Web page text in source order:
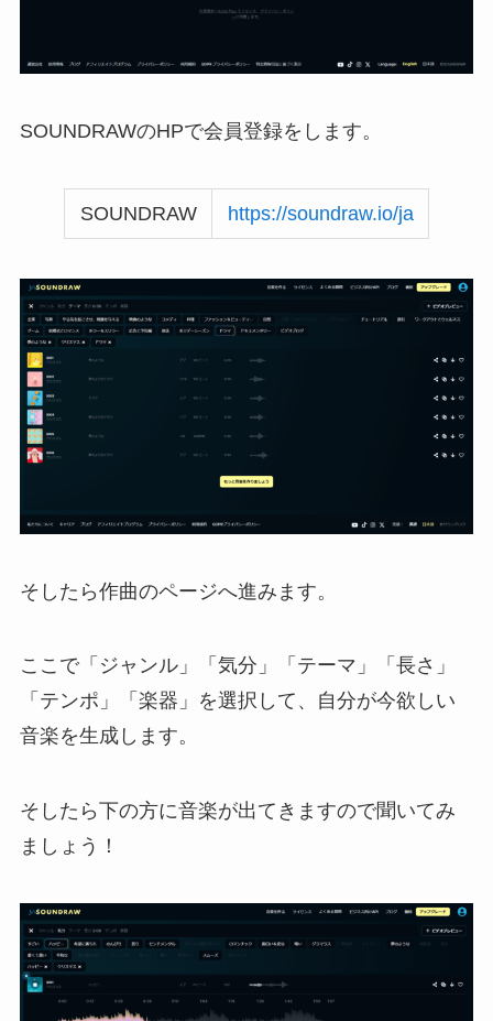
SOUNDRAWのHPで会員登録をします。
SOUNDRAW https://soundraw.io/ja
そしたら作曲のページへ進みます。
ここで「ジャンル」「気分」「テーマ」「長さ」
「テンポ」「楽器」を選択して、自分が今欲しい
音楽を生成します。
そしたら下の方に音楽が出てきますので聞いてみ
ましょう！